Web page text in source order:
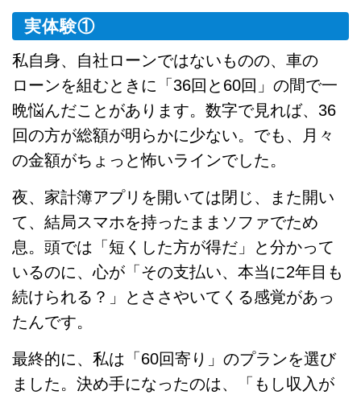
実体験①
私自身、自社ローンではないものの、車の
ローンを組むときに「36回と60回」の間で一
晩悩んだことがあります。数字で見れば、36
回の方が総額が明らかに少ない。でも、月々
の金額がちょっと怖いラインでした。
夜、家計簿アプリを開いては閉じ、また開い
て、結局スマホを持ったままソファでため
息。頭では「短くした方が得だ」と分かって
いるのに、心が「その支払い、本当に2年目も
続けられる？」とささやいてくる感覚があっ
たんです。
最終的に、私は「60回寄り」のプランを選び
ました。決め手になったのは、「もし収入が